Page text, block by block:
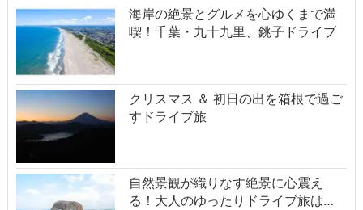
海岸の絶景とグルメを心ゆくまで満
喫！千葉・九十九里、銚子ドライブ
クリスマス ＆ 初日の出を箱根で過ご
すドライブ旅
自然景観が織りなす絶景に心震え
る！大人のゆったりドライブ旅は…